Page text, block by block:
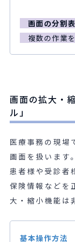
画面の分割
複数の作業
画面の拡大・
ル」
医療事務の現場
画面を扱います。
患者様や受診者
保険情報などを
大・縮小機能は
基本操作方法